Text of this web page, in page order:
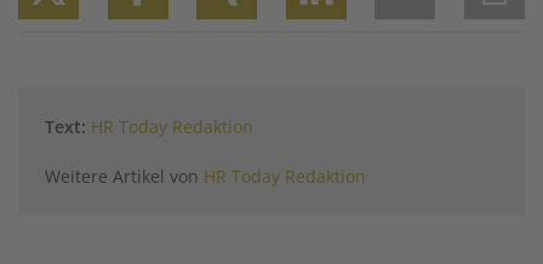
Text: HR Today Redaktion
Weitere Artikel von HR Today Redaktion